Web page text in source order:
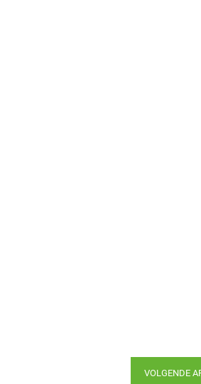
VOLGENDE